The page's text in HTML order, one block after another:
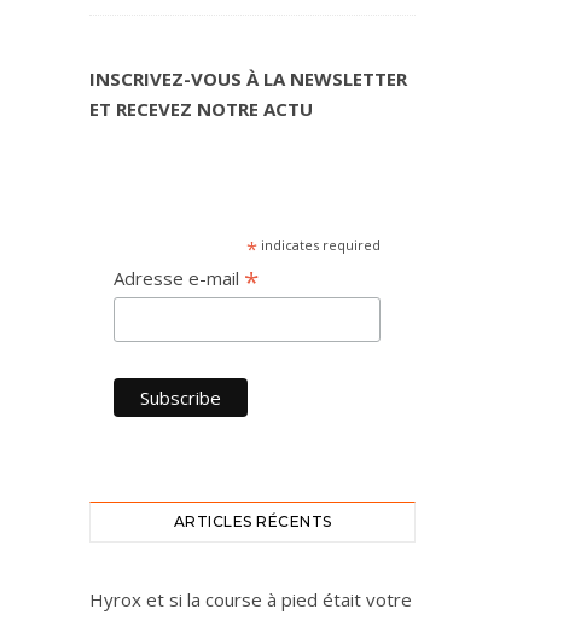
INSCRIVEZ-VOUS À LA NEWSLETTER
ET RECEVEZ NOTRE ACTU
*indicates required
Adresse e-mail *
ARTICLES RÉCENTS
Hyrox et si la course à pied était votre